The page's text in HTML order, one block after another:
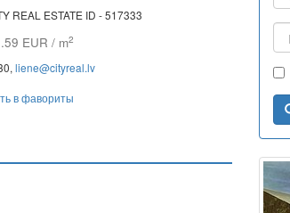
REAL ESTATE ID - 517333
EUR / m2
liene@cityreal.lv
в фавориты